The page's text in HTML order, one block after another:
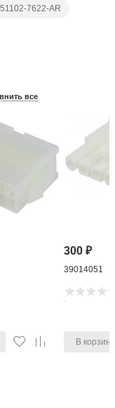
7622-AR
все
300₽
39014051
В корзину